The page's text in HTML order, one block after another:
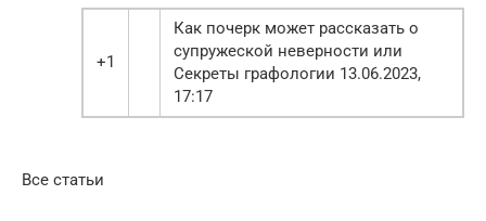
+1
Как почерк может рассказать о
супружеской неверности или
Секреты графологии 13.06.2023,
17:17
Все статьи